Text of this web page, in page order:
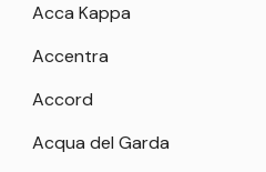
Acca Kappa
Accentra
Accord
Acqua del Garda